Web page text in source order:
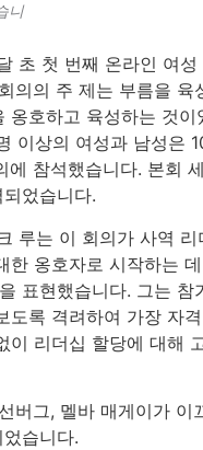
니
초 첫 번째 온라인 여성
의의 주 제는 부름을 육
옹호하고 육성하는 것이
이상의 여성과 남성은
에 참석했습니다. 본회
었습니다.
루는 이 회의가 사역 리
한 옹호자로 시작하는
표현했습니다. 그는 참
도록 격려하여 가장 자
이 리더십 할당에 대해
버그, 멜바 매게이가 이
습니다.